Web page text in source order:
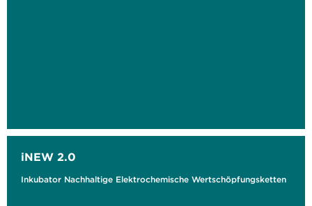
iNEW 2.0
Inkubator Nachhaltige Elektrochemische Wertschöpfungsketten